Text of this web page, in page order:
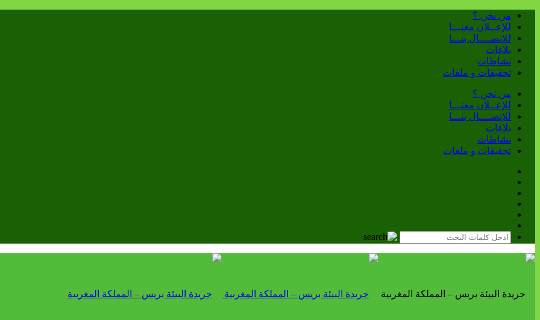
من نحن ؟
للإعــلان معنـــا
للإتصــــال بنـــا
بلاغات
نشاطات
تحقيقات و ملفات
من نحن ؟
للإعــلان معنـــا
للإتصــــال بنـــا
بلاغات
نشاطات
تحقيقات و ملفات